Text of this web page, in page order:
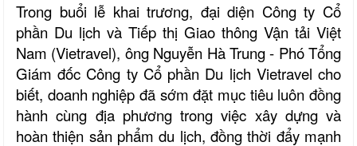
Trong buổi lễ khai trương, đại diện Công ty Cổ
phần Du lịch và Tiếp thị Giao thông Vận tải Việt
Nam (Vietravel), ông Nguyễn Hà Trung - Phó Tổng
Giám đốc Công ty Cổ phần Du lịch Vietravel cho
biết, doanh nghiệp đã sớm đặt mục tiêu luôn đồng
hành cùng địa phương trong việc xây dựng và
hoàn thiện sản phẩm du lịch, đồng thời đẩy mạnh